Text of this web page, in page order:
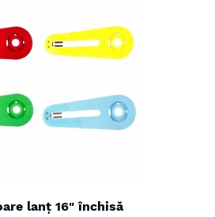
lanț 16" închisă